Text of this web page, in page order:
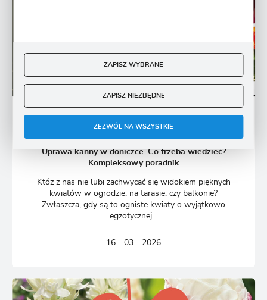
BYLINY
Uprawa kanny w doniczce. Co trzeba wiedzieć?
Kompleksowy poradnik
Któż z nas nie lubi zachwycać się widokiem pięknych
kwiatów w ogrodzie, na tarasie, czy balkonie?
Zwłaszcza, gdy są to ogniste kwiaty o wyjątkowo
egzotycznej...
16 - 03 - 2026
ZAPISZ WYBRANE
ZAPISZ NIEZBĘDNE
ZEZWÓL NA WSZYSTKIE